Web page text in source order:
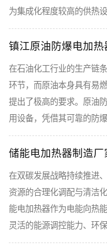
为集成化程度较高的供热
镇江原油防爆电加热
在石油化工行业的生产链
环节，而原油本身具有易
提出了极高的要求。原油
用设备，凭借其可靠的防
储能电加热器制造厂
在双碳发展战略持续推进
资源的合理化调配与清洁
能电加热器作为电能向热
灵活的能源调控能力、环